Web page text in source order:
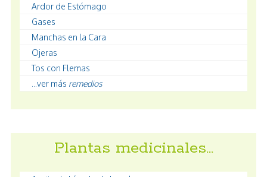
Ardor de Estómago
Gases
Manchas en la Cara
Ojeras
Tos con Flemas
...ver más remedios
Plantas medicinales…